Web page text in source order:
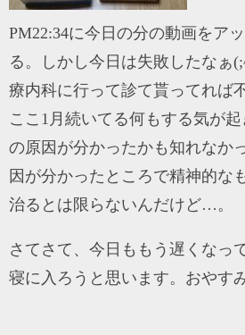
PM22:34に今日の分の動画をア
る。しかし今日は失敗したなぁ
療内科に行って診て貰ってれば
ここ1月続いてる何もする気が
の原因が分かったかも知れなか
因が分かったところで精神的な
治るとは限らないんだけど…。
さてさて、今日ももう遅くなっ
寝に入ろうと思います。おやす